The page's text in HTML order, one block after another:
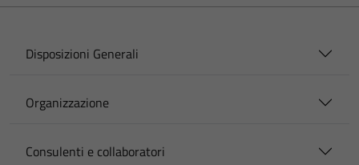
Disposizioni Generali
Organizzazione
Consulenti e collaboratori